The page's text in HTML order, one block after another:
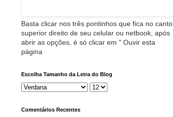
Basta clicar nos três pontinhos que fica no canto
superior direito de seu celular ou netbook, após
abrir as opções, é só clicar em " Ouvir esta
página
Escolha Tamanho da Letra do Blog
Comentários Recentes